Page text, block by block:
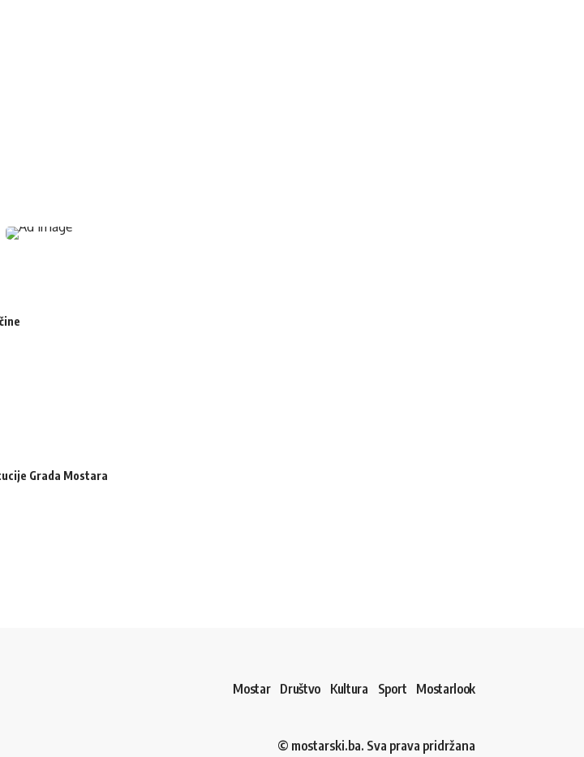
Grada Mostara
Mostar Društvo Kultura Sport Mostarlook
© mostarski.ba. Sva prava pridržana